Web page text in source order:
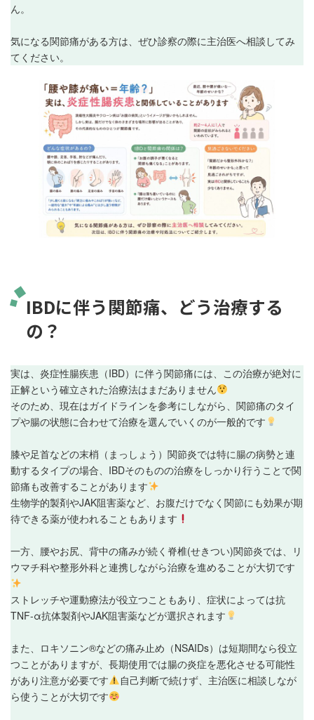
ん。
気になる関節痛がある方は、ぜひ診察の際に主治医へ相談してみ
てください。
IBDに伴う関節痛、どう治療する
の？
実は、炎症性腸疾患（IBD）に伴う関節痛には、この治療が絶対に
正解という確立された治療法はまだありません
そのため、現在はガイドラインを参考にしながら、関節痛のタイ
プや腸の状態に合わせて治療を選んでいくのが一般的です
膝や足首などの末梢（まっしょう）関節炎では特に腸の病勢と連
動するタイプの場合、IBDそのものの治療をしっかり行うことで関
節痛も改善することがあります
生物学的製剤やJAK阻害薬など、お腹だけでなく関節にも効果が期
待できる薬が使われることもあります
一方、腰やお尻、背中の痛みが続く脊椎(せきつい)関節炎では、リ
ウマチ科や整形外科と連携しながら治療を進めることが大切です
ストレッチや運動療法が役立つこともあり、症状によっては抗
TNF-α抗体製剤やJAK阻害薬などが選択されます
また、ロキソニン®などの痛み止め（NSAIDs）は短期間なら役立
つことがありますが、長期使用では腸の炎症を悪化させる可能性
があり注意が必要です
自己判断で続けず、主治医に相談しなが
ら使うことが大切です